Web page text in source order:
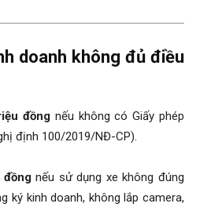
doanh không đủ điều
đồngnếu không có Giấy phép
định 100/2019/NĐ-CP).
nếu sử dụng xe không đúng
ký kinh doanh, không lắp camera,